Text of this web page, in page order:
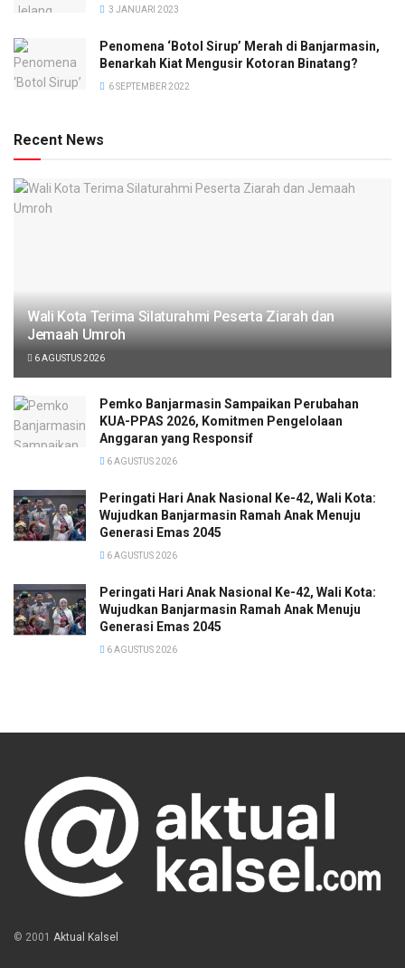
3 JANUARI 2023
Penomena ‘Botol Sirup’ Merah di Banjarmasin,
Benarkah Kiat Mengusir Kotoran Binatang?
6 SEPTEMBER 2022
Recent News
Wali Kota Terima Silaturahmi Peserta Ziarah dan
Jemaah Umroh
6 AGUSTUS 2026
Pemko Banjarmasin Sampaikan Perubahan
KUA-PPAS 2026, Komitmen Pengelolaan
Anggaran yang Responsif
6 AGUSTUS 2026
Peringati Hari Anak Nasional Ke-42, Wali Kota:
Wujudkan Banjarmasin Ramah Anak Menuju
Generasi Emas 2045
6 AGUSTUS 2026
Peringati Hari Anak Nasional Ke-42, Wali Kota:
Wujudkan Banjarmasin Ramah Anak Menuju
Generasi Emas 2045
6 AGUSTUS 2026
© 2001 Aktual Kalsel